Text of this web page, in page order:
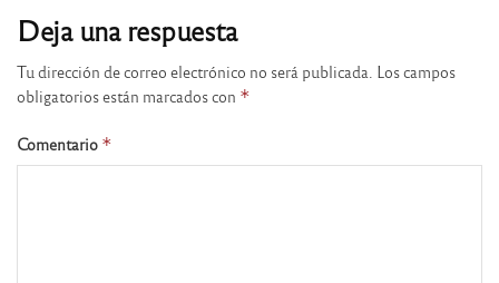
Deja una respuesta
Tu dirección de correo electrónico no será publicada. Los campos
obligatorios están marcados con *
Comentario *